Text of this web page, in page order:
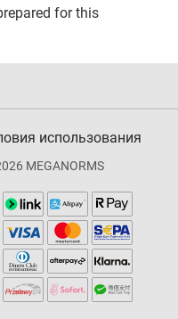
for this
использования
MEGANORMS